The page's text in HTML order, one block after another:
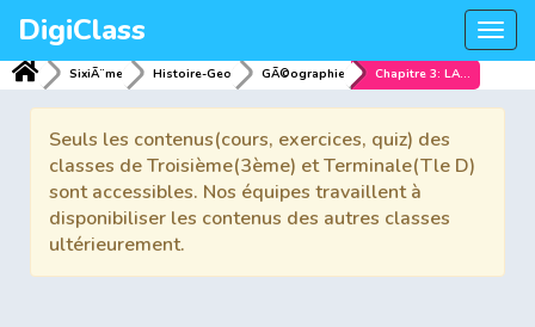
DigiClass
SixiÃ¨me Histoire-Geo GÃ©ographie Chapitre 3: LA TERRE : FORME, DIMENSIONS, MOUVEMENTS (7 HEURES)
Seuls les contenus(cours, exercices, quiz) des
classes de Troisième(3ème) et Terminale(Tle D)
sont accessibles. Nos équipes travaillent à
disponibiliser les contenus des autres classes
ultérieurement.